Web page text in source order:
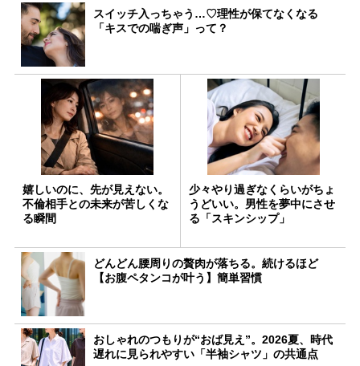
スイッチ入っちゃう…♡理性が保てなくなる
「キスでの喘ぎ声」って？
嬉しいのに、先が見えない。
不倫相手との未来が苦しくな
る瞬間
少々やり過ぎなくらいがちょ
うどいい。男性を夢中にさせ
る「スキンシップ」
どんどん腰周りの贅肉が落ちる。続けるほど
【お腹ペタンコが叶う】簡単習慣
おしゃれのつもりが“おば見え”。2026夏、時代
遅れに見られやすい「半袖シャツ」の共通点